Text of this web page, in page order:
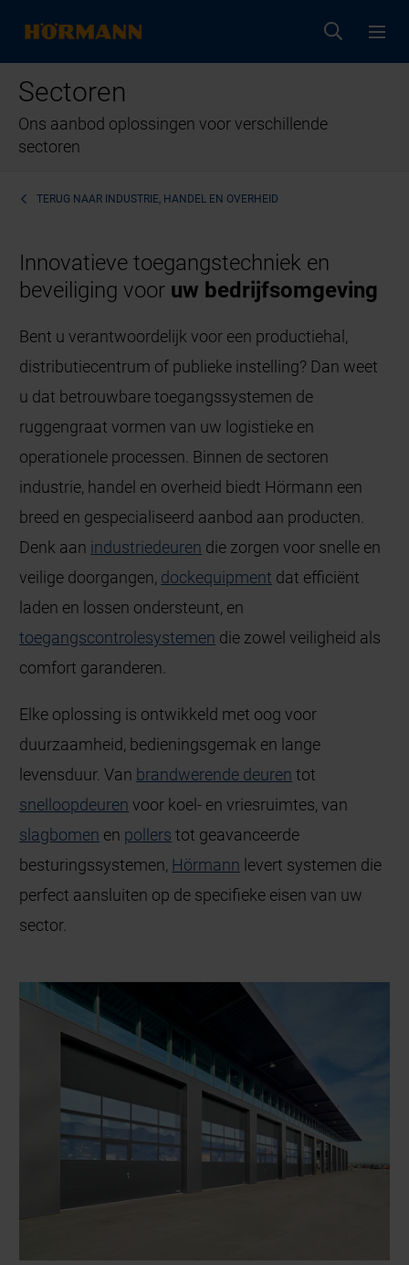
Sectoren
Ons aanbod oplossingen voor verschillende
sectoren
TERUG NAAR INDUSTRIE, HANDEL EN OVERHEID
Innovatieve toegangstechniek en
beveiliging voor uw bedrijfsomgeving
Bent u verantwoordelijk voor een productiehal,
distributiecentrum of publieke instelling? Dan weet
u dat betrouwbare toegangssystemen de
ruggengraat vormen van uw logistieke en
operationele processen. Binnen de sectoren
industrie, handel en overheid biedt Hörmann een
breed en gespecialiseerd aanbod aan producten.
Denk aan industriedeuren die zorgen voor snelle en
veilige doorgangen, dockequipment dat efficiënt
laden en lossen ondersteunt, en
toegangscontrolesystemen die zowel veiligheid als
comfort garanderen.
Elke oplossing is ontwikkeld met oog voor
duurzaamheid, bedieningsgemak en lange
levensduur. Van brandwerende deuren tot
snelloopdeuren voor koel- en vriesruimtes, van
slagbomen en pollers tot geavanceerde
besturingssystemen, Hörmann levert systemen die
perfect aansluiten op de specifieke eisen van uw
sector.